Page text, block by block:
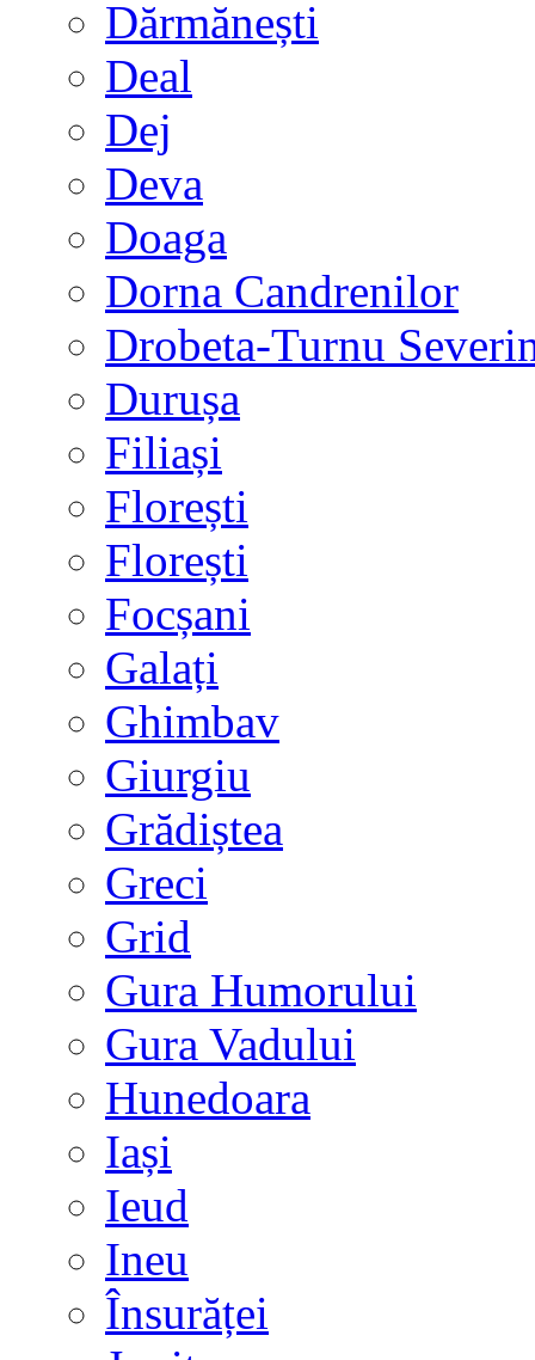
Dărmănești
Deal
Dej
Deva
Doaga
Dorna Candrenilor
Drobeta-Turnu
Durușa
Filiași
Florești
Florești
Focșani
Galați
Ghimbav
Giurgiu
Grădiștea
Greci
Grid
Gura Humorului
Gura Vadului
Hunedoara
Iași
Ieud
Ineu
Însurăței